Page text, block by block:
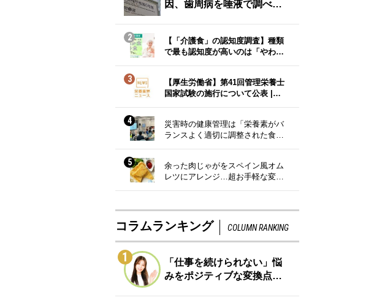
因、歯周病を唾液で調べ…
2
【「介護食」の認知度調査】種類
で最も認知度が高いのは「やわ…
3
【厚生労働省】第41回管理栄養士
国家試験の施行について公表 |…
4
災害時の健康管理は「栄養素がバ
ランスよく適切に調整された食…
5
余った肉じゃがをスペイン風オム
レツにアレンジ…超お手軽な変…
コラムランキング COLUMN RANKING
1
「仕事を続けられない」悩
みをポジティブな変換点…